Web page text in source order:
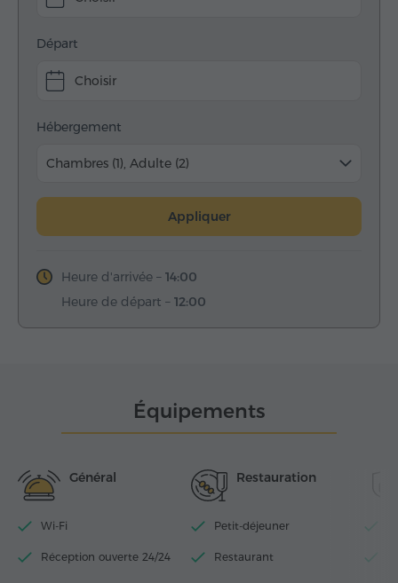
Départ
Choisir
Hébergement
Chambres (1), Adulte (2)
Appliquer
Heure d'arrivée – 14:00
Heure de départ – 12:00
Équipements
Général
Wi-Fi
Réception ouverte 24/24
Restauration
Petit-déjeuner
Restaurant